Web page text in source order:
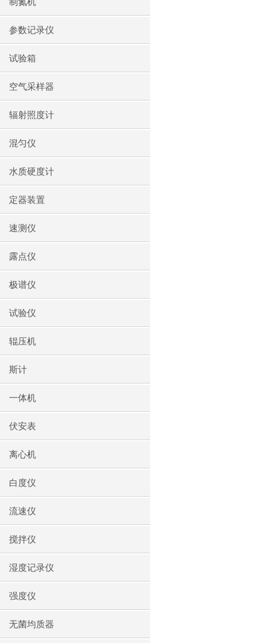
参数记录仪
试验箱
空气采样器
辐射照度计
混匀仪
水质硬度计
定器装置
速测仪
露点仪
极谱仪
试验仪
辊压机
斯计
一体机
伏安表
离心机
白度仪
流速仪
搅拌仪
湿度记录仪
强度仪
无菌均质器